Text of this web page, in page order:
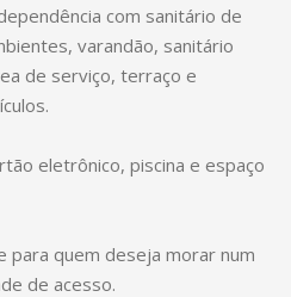
com sanitário de
varandão, sanitário
de serviço, terraço e
eletrônico, piscina e espaço
para quem deseja morar num
de acesso.